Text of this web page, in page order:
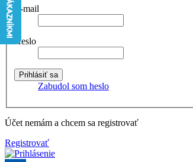
E-mail
Heslo
Zabudol som heslo
Účet nemám a chcem sa registrovať
Registrovať